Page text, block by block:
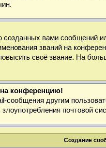
вами сообщений
званий на
своё звание. На
конференцию!
сообщения другим
почтовой
Создание